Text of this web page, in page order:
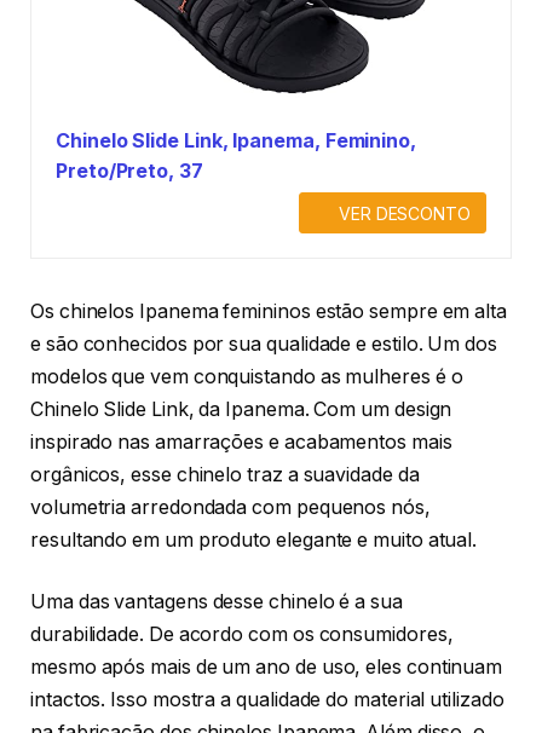
Chinelo Slide Link, Ipanema, Feminino,
Preto/Preto, 37
VER DESCONTO
Os chinelos Ipanema femininos estão sempre em alta
e são conhecidos por sua qualidade e estilo. Um dos
modelos que vem conquistando as mulheres é o
Chinelo Slide Link, da Ipanema. Com um design
inspirado nas amarrações e acabamentos mais
orgânicos, esse chinelo traz a suavidade da
volumetria arredondada com pequenos nós,
resultando em um produto elegante e muito atual.
Uma das vantagens desse chinelo é a sua
durabilidade. De acordo com os consumidores,
mesmo após mais de um ano de uso, eles continuam
intactos. Isso mostra a qualidade do material utilizado